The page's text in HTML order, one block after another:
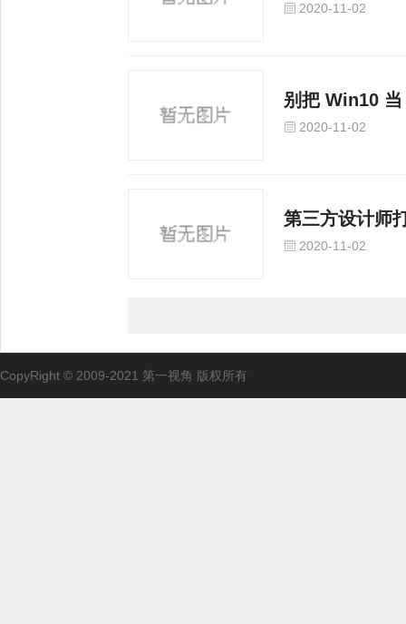
2020-11-02
别把 Win10
2020-11-02
第三方设计师
2020-11-02
CopyRight © 2009-2021 第一视角 版权所有